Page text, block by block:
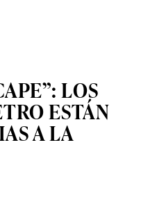
LOS
ESTÁN
A LA